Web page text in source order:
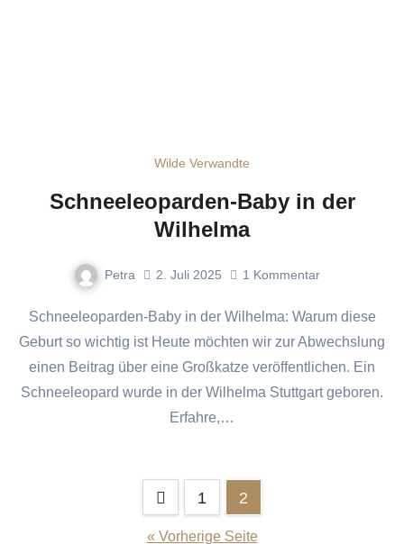
Wilde Verwandte
Schneeleoparden-Baby in der
Wilhelma
Petra 2. Juli 2025 1 Kommentar
Schneeleoparden-Baby in der Wilhelma: Warum diese
Geburt so wichtig ist Heute möchten wir zur Abwechslung
einen Beitrag über eine Großkatze veröffentlichen. Ein
Schneeleopard wurde in der Wilhelma Stuttgart geboren.
Erfahre,…
Seitennummerierung
1 2
« Vorherige Seite